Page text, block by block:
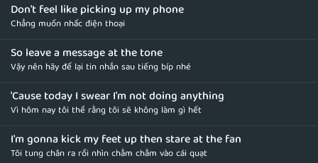
Don't feel like picking up my phone
Chẳng muốn nhấc điện thoại
So leave a message at the tone
Vậy nên hãy để lại tin nhắn sau tiếng bíp nhé
'Cause today I swear I'm not doing anything
Vì hôm nay tôi thề rằng tôi sẽ không làm gì hết
I'm gonna kick my feet up then stare at the fan
Tôi tung chân ra rồi nhìn chằm chằm vào cái quạt